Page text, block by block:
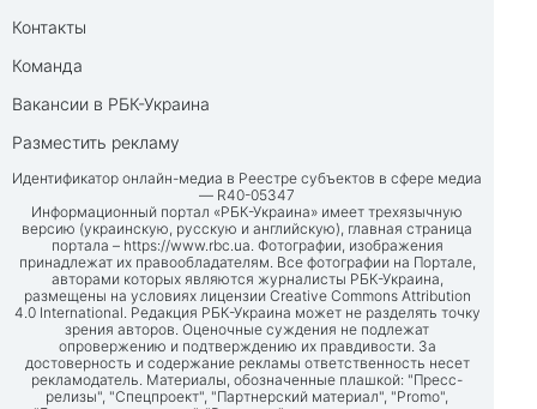
Контакты
Команда
Вакансии в РБК-Украина
Разместить рекламу
Идентификатор онлайн-медиа в Реестре субъектов в сфере медиа
— R40-05347
Информационный портал «РБК-Украина» имеет трехязычную
версию (украинскую, русскую и английскую), главная страница
портала – https://www.rbc.ua. Фотографии, изображения
принадлежат их правообладателям. Все фотографии на Портале,
авторами которых являются журналисты РБК-Украина,
размещены на условиях лицензии Creative Commons Attribution
4.0 International. Редакция РБК-Украина может не разделять точку
зрения авторов. Оценочные суждения не подлежат
опровержению и подтверждению их правдивости. За
достоверность и содержание рекламы ответственность несет
рекламодатель. Материалы, обозначенные плашкой: "Пресс-
релизы", "Спецпроект", "Партнерский материал", "Promo",